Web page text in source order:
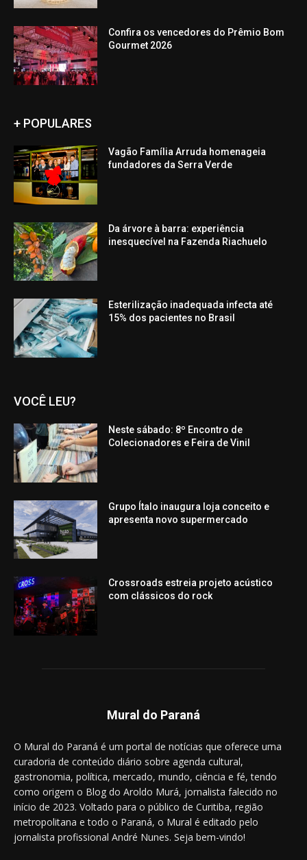
Confira os vencedores do Prêmio Bom
Gourmet 2026
+ POPULARES
Vagão Família Arruda homenageia
fundadores da Serra Verde
Da árvore à barra: experiência
inesquecível na Fazenda Riachuelo
Esterilização inadequada infecta até
15% dos pacientes no Brasil
VOCÊ LEU?
Neste sábado: 8º Encontro de
Colecionadores e Feira de Vinil
Grupo Ítalo inaugura loja conceito e
apresenta novo supermercado
Crossroads estreia projeto acústico
com clássicos do rock
Mural do Paraná
O Mural do Paraná é um portal de notícias que oferece uma
curadoria de conteúdo diário sobre agenda cultural,
gastronomia, política, mercado, mundo, ciência e fé, tendo
como origem o Blog do Aroldo Murá, jornalista falecido no
início de 2023. Voltado para o público de Curitiba, região
metropolitana e todo o Paraná, o Mural é editado pelo
jornalista profissional André Nunes. Seja bem-vindo!